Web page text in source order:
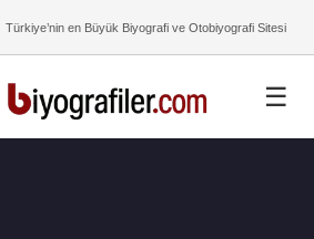
Türkiye’nin en Büyük Biyografi ve Otobiyografi Sitesi
☰